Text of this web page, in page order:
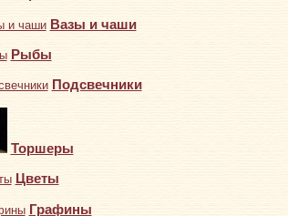
Вазы и чаши
Рыбы
Подсвечники
Торшеры
Цветы
Графины